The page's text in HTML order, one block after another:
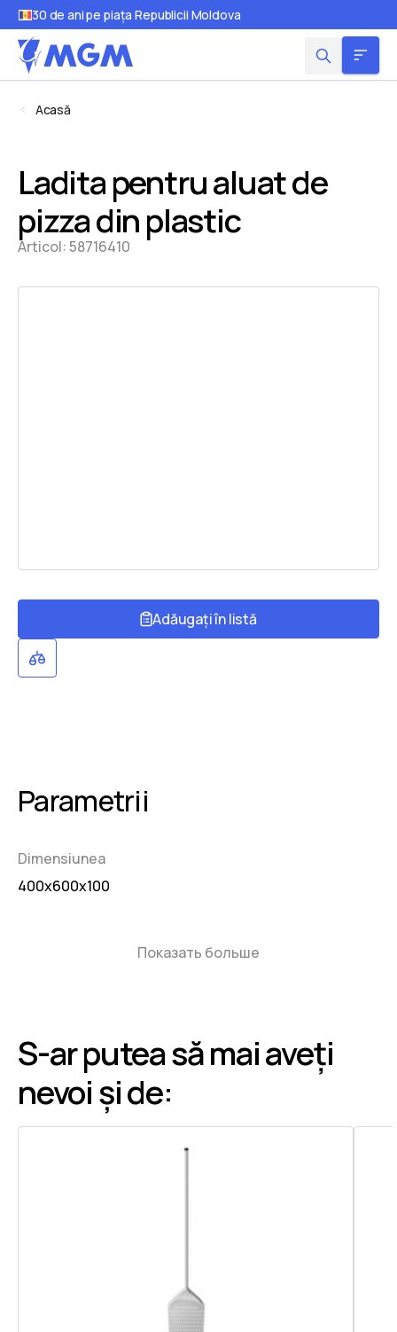
30 de ani pe piața Republicii Moldova
Acasă
Ladita pentru aluat de
pizza din plastic
Articol:58716410
Adăugați în listă
Parametrii
Dimensiunea
400х600х100
Показать больше
S-ar putea să mai aveți
nevoi și de: